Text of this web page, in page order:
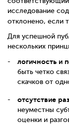
исследование
отклонено, если
Для успешной
нескольких
логичность и
быть четко
скачков от
отсутствие
неуместны
оценки и